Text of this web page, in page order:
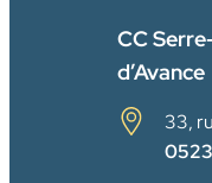
CC
d’Avance
33,